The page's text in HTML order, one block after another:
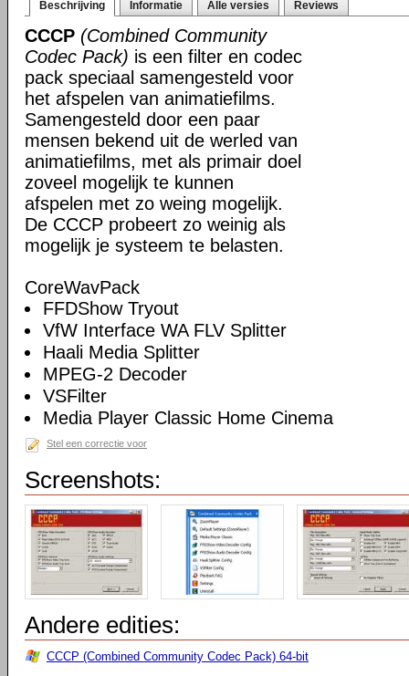
Beschrijving Informatie Alle versies Reviews
CCCP (Combined Community
Codec Pack) is een filter en codec
pack speciaal samengesteld voor
het afspelen van animatiefilms.
Samengesteld door een paar
mensen bekend uit de werled van
animatiefilms, met als primair doel
zoveel mogelijk te kunnen
afspelen met zo weing mogelijk.
De CCCP probeert zo weinig als
mogelijk je systeem te belasten.
CoreWavPack
FFDShow Tryout
VfW Interface WA FLV Splitter
Haali Media Splitter
MPEG-2 Decoder
VSFilter
Media Player Classic Home Cinema
Stel een correctie voor
Screenshots:
Andere edities:
CCCP (Combined Community Codec Pack) 64-bit